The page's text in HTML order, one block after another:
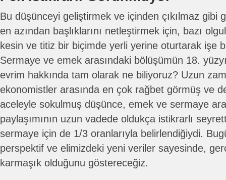
Bu düşünceyi geliştirmek ve içinden çıkılmaz gibi
en azından başlıklarını netleştirmek için, bazı
kesin ve titiz bir biçimde yerli yerine oturtarak işe
Sermaye ve emek arasındaki bölüşümün 18.
evrim hakkında tam olarak ne biliyoruz? Uzun
ekonomistler arasında en çok rağbet görmüş ve
aceleyle sokulmuş düşünce, emek ve sermaye
paylaşımının uzun vadede oldukça istikrarlı
sermaye için de 1/3 oranlarıyla belirlendiğiydi.
perspektif ve elimizdeki yeni veriler sayesinde,
karmaşık olduğunu göstereceğiz.